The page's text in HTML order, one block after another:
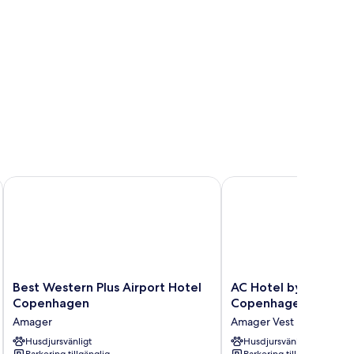
Best
Western
Plus
Airport
Hotel
Best Western Plus Airport Hotel
Copenhagen
Amager
Husdjursvänligt
Best Western Plus Airport Hotel Copenhagen
AC
Hotel
Marriott
Bella
AC Hotel by
Copenhagen
Amager Vest
Husdjursvänligt
AC Hotel by Marriott